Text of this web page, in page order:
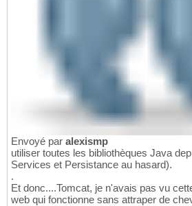
Envoyé par alexismp
utiliser toutes les bibliothèques Java
Services et Persistance au hasard).
.
Et donc....Tomcat, je n'avais pas vu
web qui fonctionne sans attraper de